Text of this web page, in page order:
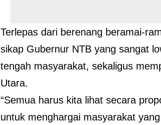
Terlepas dari berenang beramai-
sikap Gubernur NTB yang sangat
tengah masyarakat, sekaligus
Utara.
“Semua harus kita lihat secara
untuk menghargai masyarakat